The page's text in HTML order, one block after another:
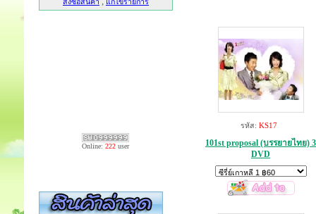
Online: 222 user
รหัส: KS17
101st proposal (บรรยายไทย) 3
DVD